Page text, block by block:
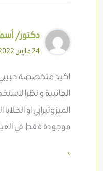
دكتور/
24 مارس 2022 الساعة 8:44 مساءً
اكيد متخصصة حبيبي
الجانبية و نظرا
الميزوثيرابي او
موجودة فقط في
رد